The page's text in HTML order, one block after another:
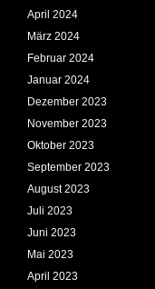
April 2024
März 2024
Februar 2024
Januar 2024
Dezember 2023
November 2023
Oktober 2023
September 2023
August 2023
Juli 2023
Juni 2023
Mai 2023
April 2023